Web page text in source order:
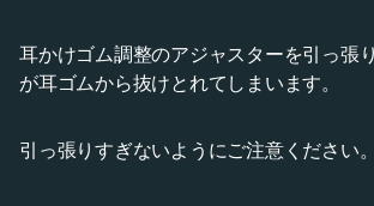
耳かけゴム調整のアジャスターを引っ張
が耳ゴムから抜けとれてしまいます。
引っ張りすぎないようにご注意ください。